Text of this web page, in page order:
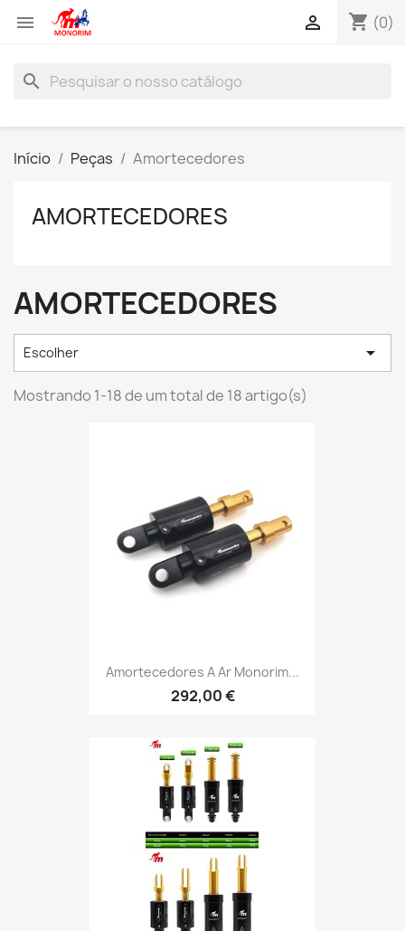
 shopping_cart (0)

search
Início Peças Amortecedores
AMORTECEDORES
AMORTECEDORES
Escolher 
Mostrando 1-18 de um total de 18 artigo(s)
Amortecedores A Ar Monorim...
292,00 €